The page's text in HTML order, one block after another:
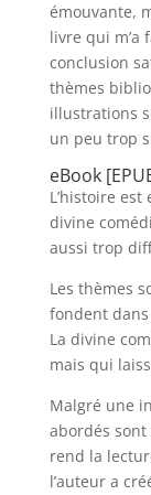
émouvante,
livre qui m’a
conclusion
thèmes
illustrations
un peu trop
eBook
L’histoire
divine
aussi trop
Les thèmes
fondent dans
La divine
mais qui
Malgré une
abordés
rend la
l’auteur a